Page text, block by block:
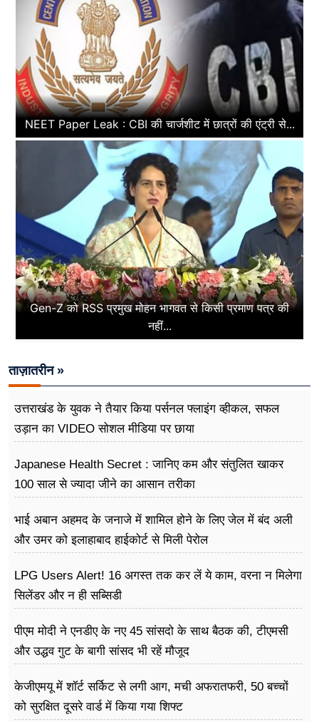
NEET Paper Leak : CBI की चार्जशीट में छात्रों की एंट्री से...
Gen-Z को RSS प्रमुख मोहन भागवत से किसी प्रमाण पत्र की
नहीं...
ताज़ातरीन »
उत्तराखंड के युवक ने तैयार किया पर्सनल फ्लाइंग व्हीकल, सफल
उड़ान का VIDEO सोशल मीडिया पर छाया
Japanese Health Secret : जानिए कम और संतुलित खाकर
100 साल से ज्यादा जीने का आसान तरीका
भाई अबान अहमद के जनाजे में शामिल होने के लिए जेल में बंद अली
और उमर को इलाहाबाद हाईकोर्ट से मिली पेरोल
LPG Users Alert! 16 अगस्त तक कर लें ये काम, वरना न मिलेगा
सिलेंडर और न ही सब्सिडी
पीएम मोदी ने एनडीए के नए 45 सांसदो के साथ बैठक की, टीएमसी
और उद्धव गुट के बागी सांसद भी रहें मौजूद
केजीएमयू में शॉर्ट सर्किट से लगी आग, मची अफरातफरी, 50 बच्चों
को सुरक्षित दूसरे वार्ड में किया गया शिफ्ट